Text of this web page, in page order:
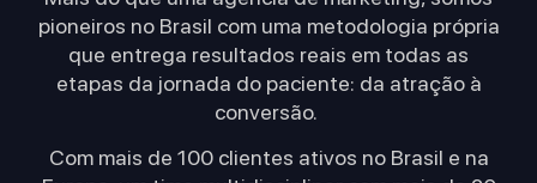
pioneiros no Brasil com uma metodologia própria
que entrega resultados reais em todas as
etapas da jornada do paciente: da atração à
conversão.
Com mais de 100 clientes ativos no Brasil e na